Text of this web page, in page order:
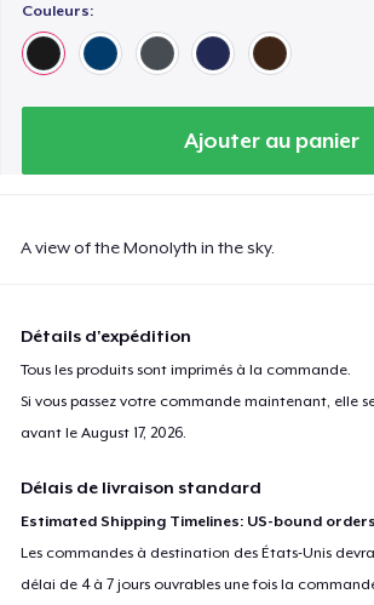
Couleurs:
Ajouter au panier
A view of the Monolyth in the sky.
Détails d'expédition
Tous les produits sont imprimés à la commande.
Si vous passez votre commande maintenant, elle
avant leAugust 17, 2026.
Délais de livraison standard
Estimated Shipping Timelines: US-bound orders
Les commandes à destination des États-Unis
délai de 4 à 7 jours ouvrables une fois la